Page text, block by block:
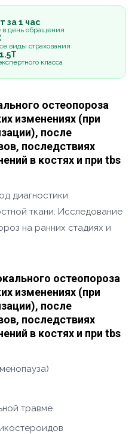
за 1 час
в день обращения
виды страхования
класса
остеопороза
изменениях (при
после
последствиях
в костях и при tbs
диагностики
ткани. Исследование
на ранних стадиях и
остеопороза
изменениях (при
после
последствиях
в костях и при tbs
травме